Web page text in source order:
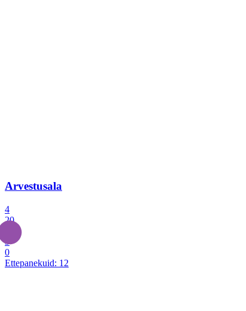
Arvestusala
4
20
3
0
Ettepanekuid: 12